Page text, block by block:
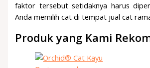
faktor tersebut setidaknya harus
Anda memilih cat di tempat jual cat
Produk yang Kami